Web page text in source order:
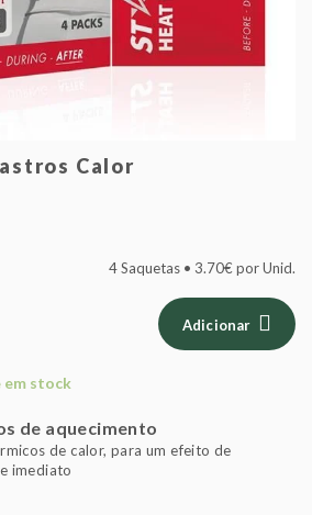
Calor
4 Saquetas • 3.70€ por Unid.
Adicionar
em stock
de aquecimento
de calor, para um efeito de
imediato